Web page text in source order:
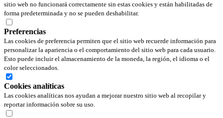
sitio web no funcionará correctamente sin estas cookies y están habilitadas de
forma predeterminada y no se pueden deshabilitar.
Preferencias
Las cookies de preferencia permiten que el sitio web recuerde información para
personalizar la apariencia o el comportamiento del sitio web para cada usuario.
Esto puede incluir el almacenamiento de la moneda, la región, el idioma o el
color seleccionados.
Cookies analíticas
Las cookies analíticas nos ayudan a mejorar nuestro sitio web al recopilar y
reportar información sobre su uso.